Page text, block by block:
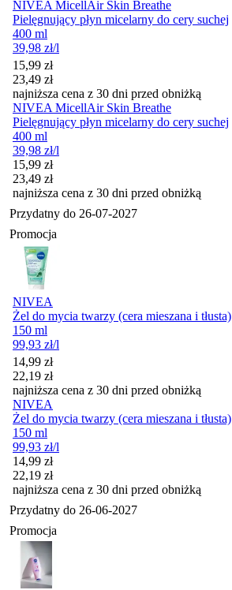
NIVEA MicellAir Skin Breathe
Pielęgnujący płyn micelarny do cery suchej
400 ml
39,98 zł/l
Cena promocyjna
15,99 zł
23,49 zł
najniższa cena z 30 dni przed obniżką
NIVEA MicellAir Skin Breathe
Pielęgnujący płyn micelarny do cery suchej
400 ml
39,98 zł/l
Cena promocyjna
15,99 zł
23,49 zł
najniższa cena z 30 dni przed obniżką
Przydatny do 26-07-2027
Promocja
NIVEA
Żel do mycia twarzy (cera mieszana i tłusta)
150 ml
99,93 zł/l
Cena promocyjna
14,99 zł
22,19 zł
najniższa cena z 30 dni przed obniżką
NIVEA
Żel do mycia twarzy (cera mieszana i tłusta)
150 ml
99,93 zł/l
Cena promocyjna
14,99 zł
22,19 zł
najniższa cena z 30 dni przed obniżką
Przydatny do 26-06-2027
Promocja